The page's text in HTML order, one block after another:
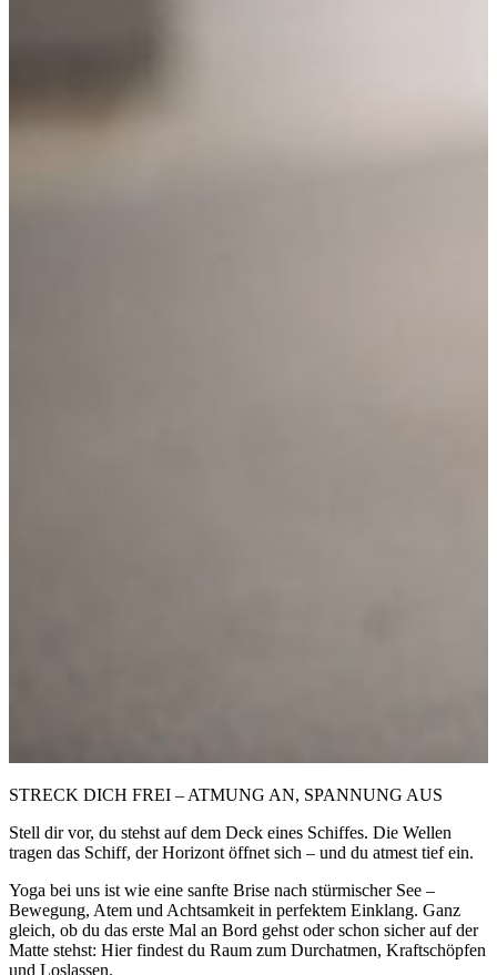
STRECK DICH FREI – ATMUNG AN, SPANNUNG AUS
Stell dir vor, du stehst auf dem Deck eines Schiffes. Die Wellen
tragen das Schiff, der Horizont öffnet sich – und du atmest tief ein.
Yoga bei uns ist wie eine sanfte Brise nach stürmischer See –
Bewegung, Atem und Achtsamkeit in perfektem Einklang. Ganz
gleich, ob du das erste Mal an Bord gehst oder schon sicher auf der
Matte stehst: Hier findest du Raum zum Durchatmen, Kraftschöpfen
und Loslassen.